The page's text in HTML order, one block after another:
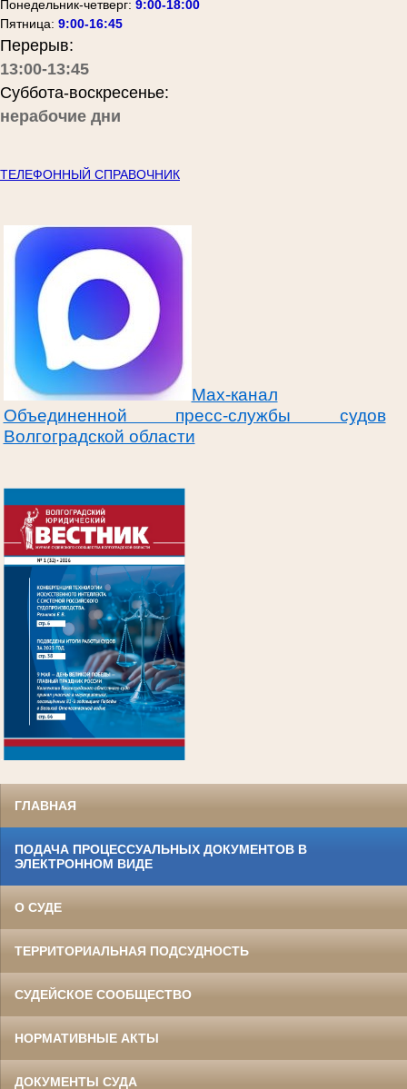
Понедельник-четверг: 9:00-18:00
Пятница: 9:00-16:45
Перерыв:
13:00-13:45
Суббота-воскресенье:
нерабочие дни
ТЕЛЕФОННЫЙ СПРАВОЧНИК
Max-канал
Объединенной пресс-службы судов
Волгоградской области
ГЛАВНАЯ
ПОДАЧА ПРОЦЕССУАЛЬНЫХ ДОКУМЕНТОВ В
ЭЛЕКТРОННОМ ВИДЕ
О СУДЕ
ТЕРРИТОРИАЛЬНАЯ ПОДСУДНОСТЬ
СУДЕЙСКОЕ СООБЩЕСТВО
НОРМАТИВНЫЕ АКТЫ
ДОКУМЕНТЫ СУДА